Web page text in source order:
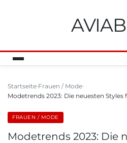
Startseite Frauen / Mode
Modetrends 2023: Die neuesten
FRAUEN / MODE
Modetrends 2023: Die